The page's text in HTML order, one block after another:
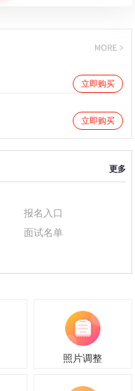
立即购买
立即购买
更多
报名入口
面试名单
照片调整